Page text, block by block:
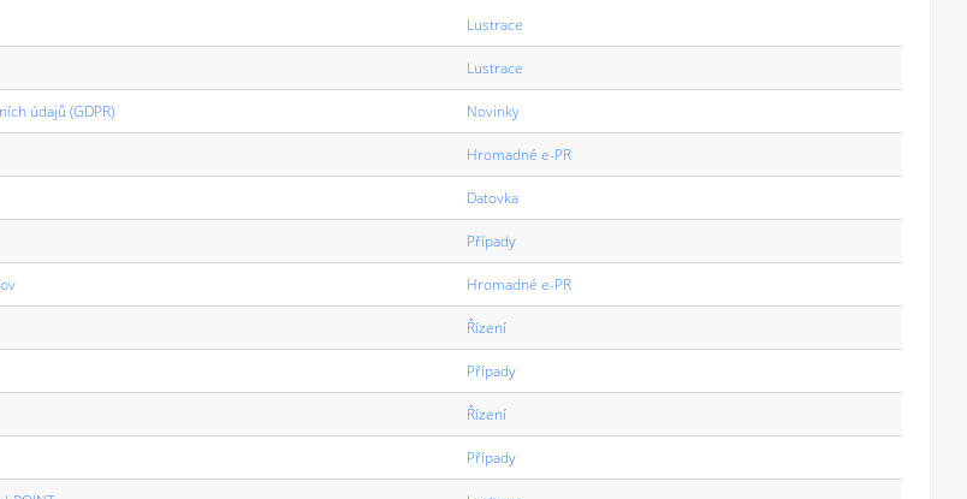
Lustrace
Lustrace
údajů (GDPR) Novinky
Hromadné e-PR
Datovka
Případy
Hromadné e-PR
Řízení
Případy
Řízení
Případy